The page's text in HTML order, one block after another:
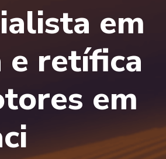
em
e retífica
em